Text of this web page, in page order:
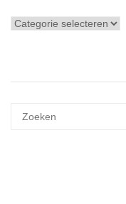
Categorieën